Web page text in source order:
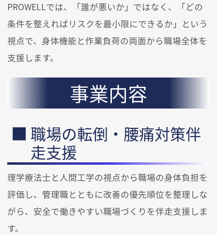
PROWELLでは、「誰が悪いか」ではなく、「どの
条件を整えればリスクを最小限にできるか」という
視点で、身体機能と作業負荷の両面から職場全体を
支援します。
事業内容
職場の転倒・腰痛対策伴
走支援
理学療法士と人間工学の視点から職場の身体負担を
評価し、管理職とともに改善の優先順位を整理しな
がら、安全で働きやすい職場づくりを伴走支援しま
す。